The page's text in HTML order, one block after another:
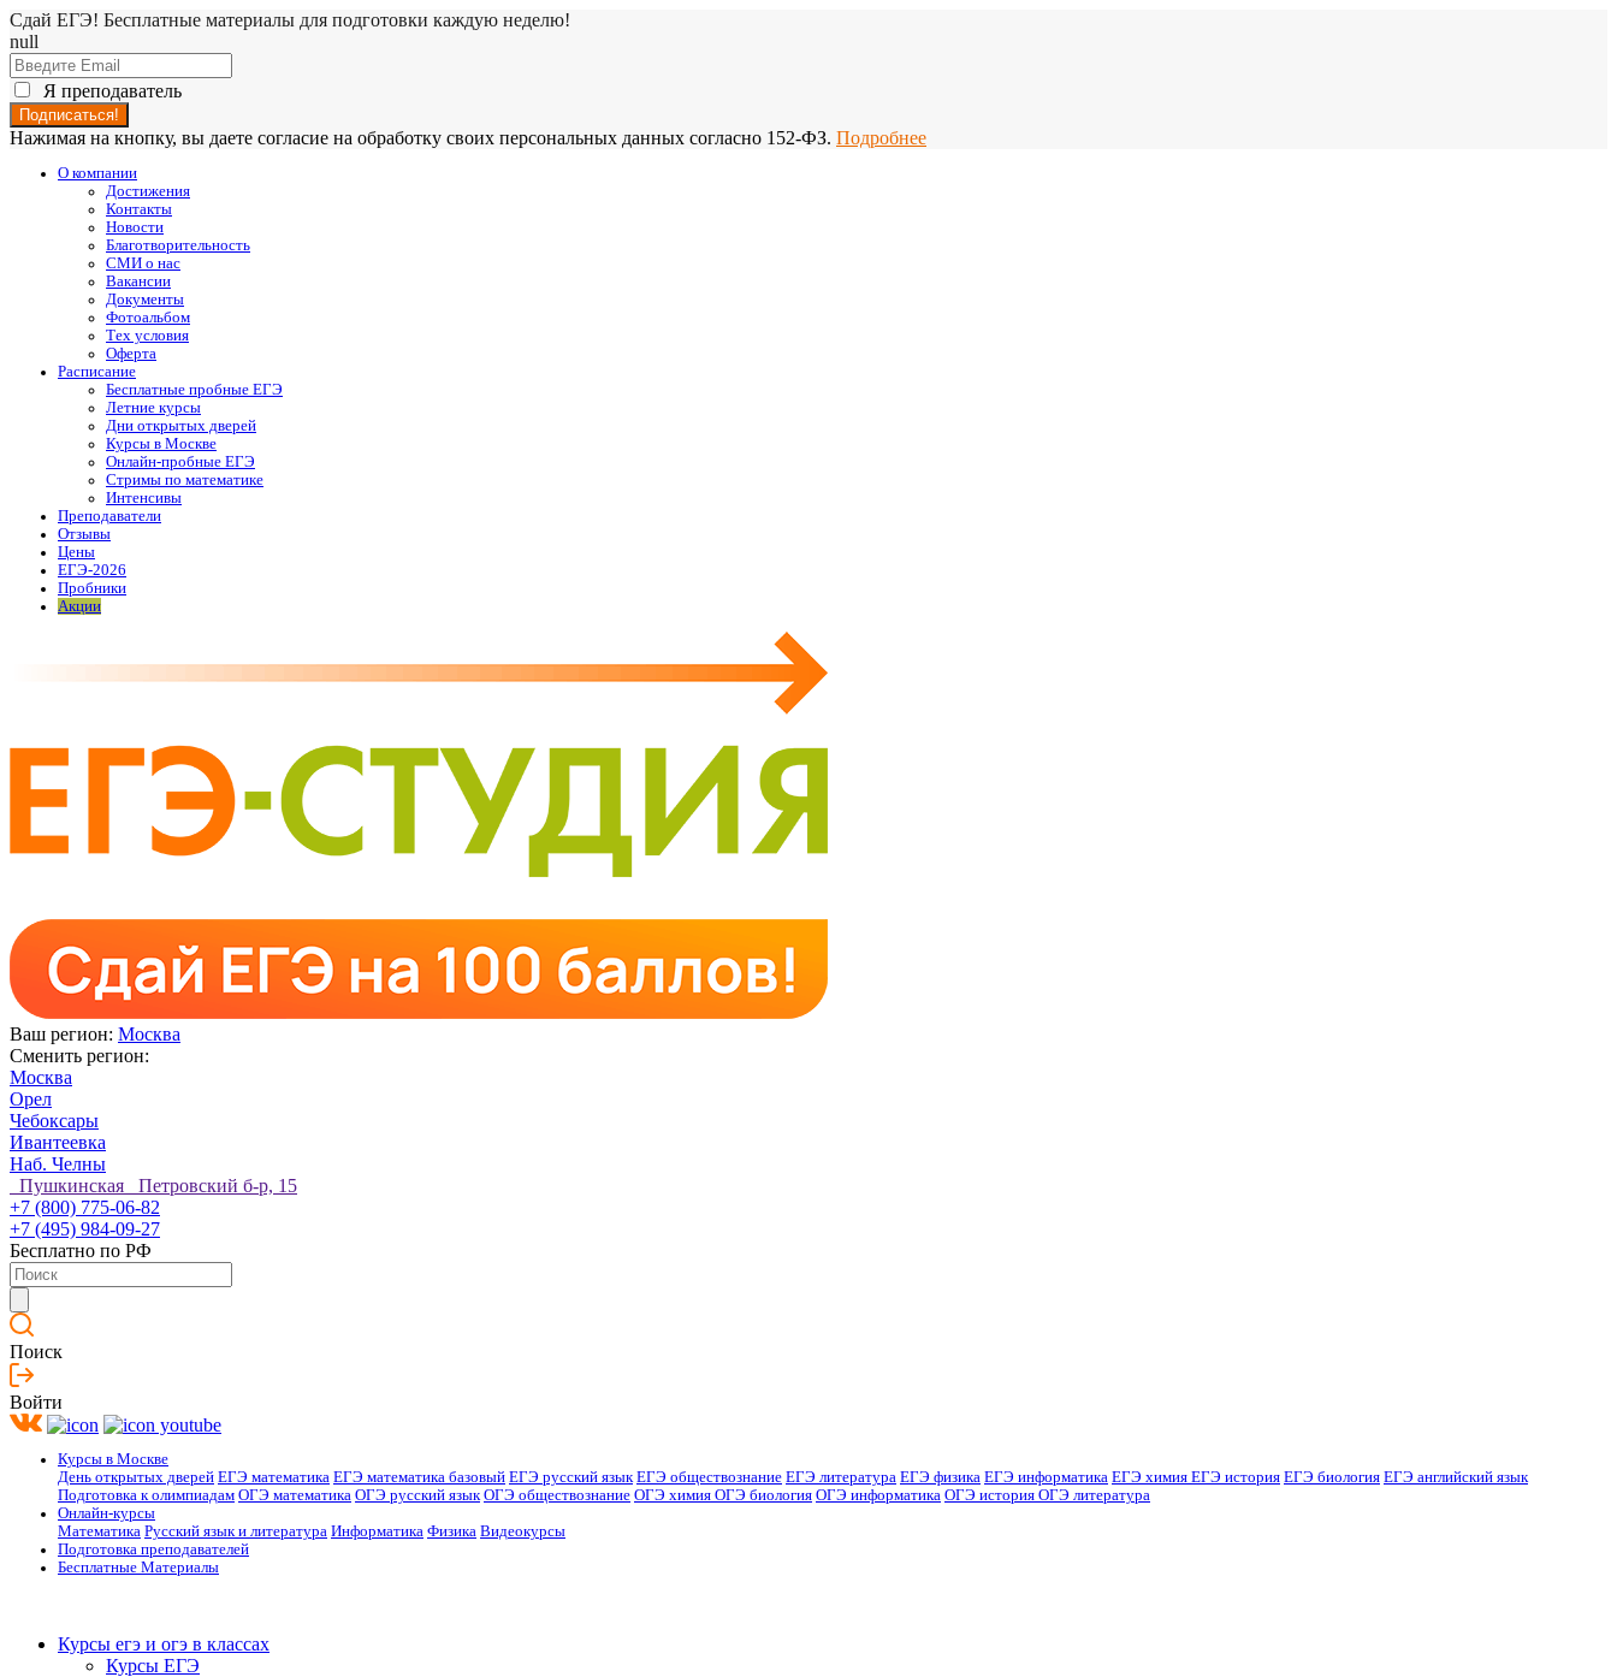
Сдай ЕГЭ! Бесплатные материалы для подготовки каждую неделю!
null
Я преподаватель
Нажимая на кнопку, вы даете согласие на обработку своих персональных данных согласно 152-ФЗ. Подробнее
О компании
Достижения
Контакты
Новости
Благотворительность
СМИ о нас
Вакансии
Документы
Фотоальбом
Тех условия
Оферта
Расписание
Бесплатные пробные ЕГЭ
Летние курсы
Дни открытых дверей
Курсы в Москве
Онлайн-пробные ЕГЭ
Стримы по математике
Интенсивы
Преподаватели
Отзывы
Цены
ЕГЭ-2026
Пробники
Акции
Ваш регион: Москва
Сменить регион:
Москва
Орел
Чебоксары
Ивантеевка
Наб. Челны
Пушкинская Петровский б-р, 15
+7 (800) 775-06-82
+7 (495) 984-09-27
Бесплатно по РФ
Поиск
Войти
Курсы в Москве
День открытых дверей ЕГЭ математика ЕГЭ математика базовый ЕГЭ русский язык ЕГЭ обществознание ЕГЭ литература ЕГЭ физика ЕГЭ информатика ЕГЭ химия ЕГЭ история ЕГЭ биология ЕГЭ английский язык
Подготовка к олимпиадам ОГЭ математика ОГЭ русский язык ОГЭ обществознание ОГЭ химия ОГЭ биология ОГЭ информатика ОГЭ история ОГЭ литература
Онлайн-курсы
Математика Русский язык и литература Информатика Физика Видеокурсы
Подготовка преподавателей
Бесплатные Материалы
Курсы егэ и огэ в классах
Курсы ЕГЭ